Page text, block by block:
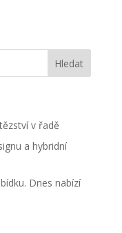
v řadě
a hybridní
Dnes nabízí